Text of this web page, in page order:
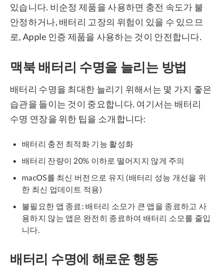
있습니다. 비순정 제품을 사용하면 충전 속도가 불
안정하거나, 배터리 고장의 위험이 있을 수 있으므
로, Apple 인증 제품을 사용하는 것이 안전합니다.
맥북 배터리 수명을 늘리는 방법
배터리 수명을 최대한 늘리기 위해서는 몇 가지 좋은
습관을 들이는 것이 중요합니다. 여기서는 배터리
수명 연장을 위한 팁을 소개합니다:
배터리 충전 최적화 기능 활성화
배터리 잔량이 20% 이하로 떨어지지 않게 주의
macOS를 최신 버전으로 유지 (배터리 성능 개선을 위
한 최신 업데이트 적용)
불필요한 앱 종료: 배터리 소모가 큰 앱을 종료하고 사
용하지 않는 앱은 완전히 종료하여 배터리 소모를 줄입
니다.
배터리 수명에 해로운 행동